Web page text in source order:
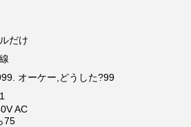
だけ
オーケー,どうした?99
AC
75